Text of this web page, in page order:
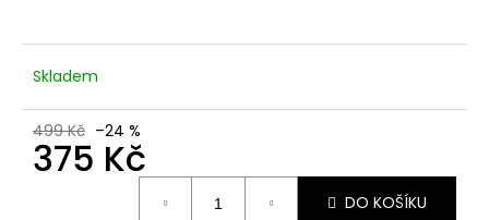
Skladem
499 Kč –24 %
375 Kč
DO KOŠÍKU
e
m
e